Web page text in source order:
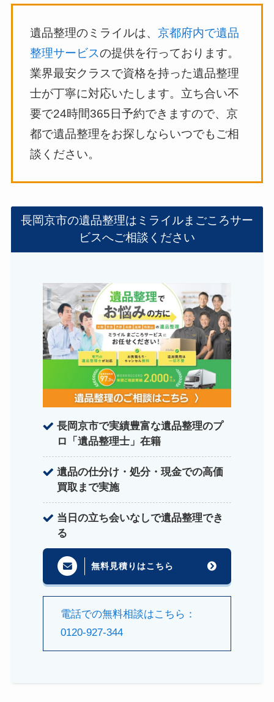
遺品整理のミライルは、京都府内で遺品
整理サービスの提供を行っております。
業界最安クラスで資格を持った遺品整理
士が丁寧に対応いたします。立ち合い不
要で24時間365日予約できますので、京
都で遺品整理をお探しならいつでもご相
談ください。
長岡京市の遺品整理はミライルまごころサー
ビスへご相談ください
長岡京市で実績豊富な遺品整理のプ
ロ「遺品整理士」在籍
遺品の仕分け・処分・現金での高価
買取まで実施
当日の立ち会いなしで遺品整理でき
る
無料見積りはこちら
電話での無料相談はこちら：
0120-927-344